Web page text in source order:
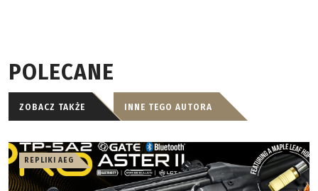
POLECANE
ZOBACZ TAKŻE INNE TEGO AUTORA
REPLIKI AEG